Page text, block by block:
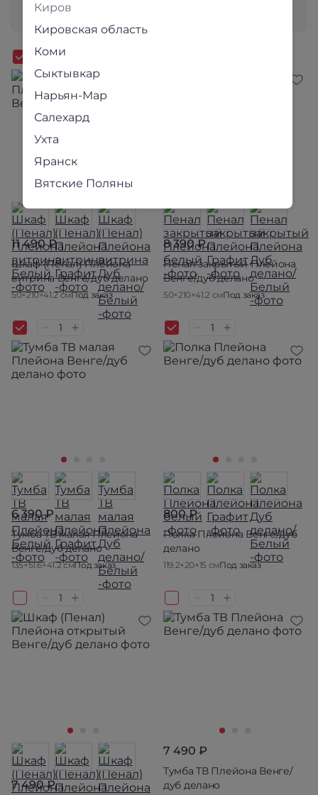
11 490 ₽
Шкаф (Пенал) Плейона
витрина Венге/дуб делано
50×210×41.2 смПод заказ
8 390 ₽
Пенал закрытый Плейона
Венге/дуб делано
50×210×41.2 смПод заказ
6 390 ₽
Тумба ТВ малая Плейона
Венге/дуб делано
135×51.6×41.2 смПод заказ
800 ₽
Полка Плейона Венге/дуб
делано
119.2×20×15 смПод заказ
7 490 ₽
7 490 ₽
Тумба ТВ Плейона Венге/
дуб делано
Киров
Кировская область
Коми
Сыктывкар
Нарьян-Мар
Салехард
Ухта
Яранск
Вятские Поляны